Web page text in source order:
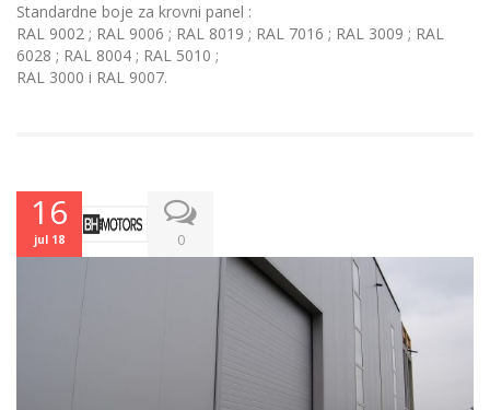
Standardne boje za krovni panel :
RAL 9002 ; RAL 9006 ; RAL 8019 ; RAL 7016 ; RAL 3009 ; RAL
6028 ; RAL 8004 ; RAL 5010 ;
RAL 3000 i RAL 9007.
16
jul 18 0